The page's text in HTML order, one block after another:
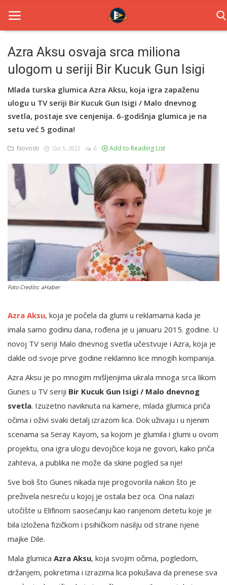
Home
Novosti
TV Serije
Contact
Login
Register
English
Azra Aksu osvaja srca miliona
ulogom u seriji Bir Kucuk Gun Isigi
Mlada turska glumica Azra Aksu, koja igra zapaženu
ulogu u TV seriji Bir Kucuk Gun Isigi / Malo dnevnog
svetla, postaje sve cenjenija. 6-godišnja glumica je na
setu već 5 godina!
Novosti Oct 5, 2022 0 Add to Reading List
Foto Credits: aHaber
Azra Aksu, koja je počela da glumi u reklamama kada je
imala samo godinu dana, rođena je u januaru 2015. godine. U
novoj TV seriji Malo dnevnog svetla učestvuje i Azra, koja je
dakle od svoje prve godine reklamno lice mnogih kompanija.
Azra Aksu je po mnogim mišljenjima ukrala mnoga srca likom
Gunes u TV seriji Bir Kucuk Gun Isigi / Malo dnevnog
svetla. Izuzetno naviknuta na kamere, mlada glumica priča
očima i oživi svaki detalj izrazom lica. Dok uživaju i u njenim
scenama sa Seray Kayom, sa kojom je glumila i glumi u ovom
projektu, ona igra ulogu devojčice koja ne govori, kako priča
zahteva, a publika ne može da skine pogled sa nje!
Sve boli što Gunes nikada nije progovorila nakon što je
preživela nesreću u kojoj je ostala bez oca. Ona nalazi
utočište u Elifinom saosećanju kao ranjenom detetu koje je
bila izložena fizičkom i psihičkom nasilju od strane njene
majke Dile.
Mala glumica Azra Aksu, koja svojim očima, pogledom,
držanjem, pokretima i izrazima lica pokušava da prenese sva